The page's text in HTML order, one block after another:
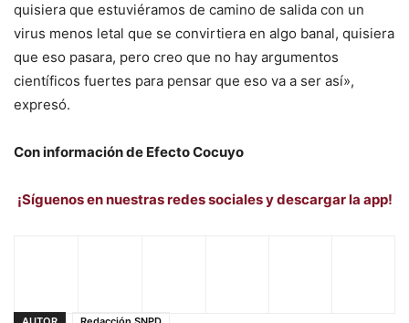
quisiera que estuviéramos de camino de salida con un
virus menos letal que se convirtiera en algo banal, quisiera
que eso pasara, pero creo que no hay argumentos
científicos fuertes para pensar que eso va a ser así»,
expresó.
Con información de Efecto Cocuyo
¡Síguenos en nuestras redes sociales y descargar la app!